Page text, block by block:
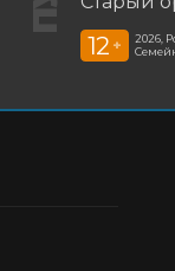
12 +
2026,